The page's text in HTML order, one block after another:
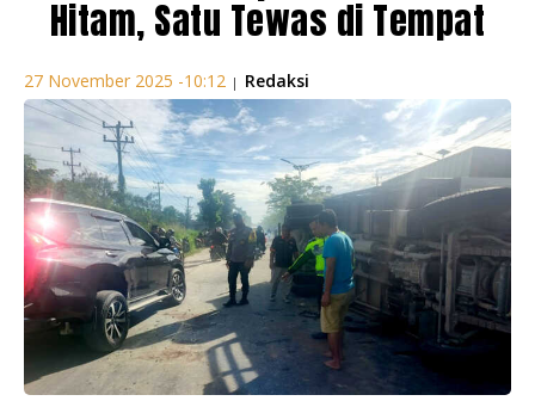
Hitam, Satu Tewas di Tempat
27 November 2025 -10:12 | Redaksi